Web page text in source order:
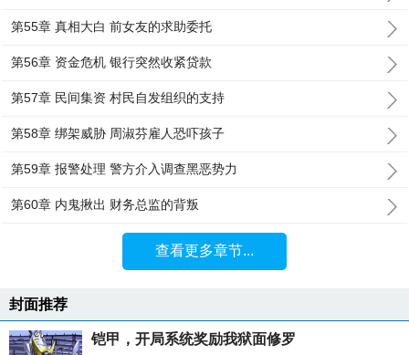
第55章 真相大白 前女友的求助委托
第56章 资金危机 银行突然收紧贷款
第57章 民间集资 村民自发组织的支持
第58章 绑架威胁 周淑芬雇人恐吓孩子
第59章 报警处理 警方介入调查黑恶势力
第60章 内鬼揪出 财务总监的背叛
查看更多章节...
封面推荐
铠甲，开局系统奖励我狱面修罗